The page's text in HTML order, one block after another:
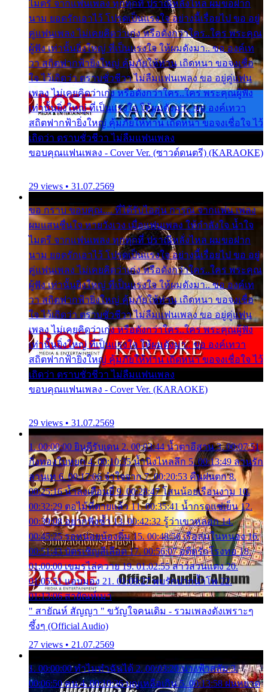
ไมตรี จากแฟนเพลง ทุกทุกที่ ปราณีหลั่งไหล ผมขอฝาก
นาม ยอดรักเอาไว้ โปรดเป็นแรงใจ อย่างนี้เรื่อยไป ขอ อยู่
คู่แฟนเพลง ไม่เคยคิดว่าเก่ง หรือดังกว่าใคร..ใคร พระคุณ
ผู้ฟัง เท่านั้นยิ่งใหญ่ ที่เป็นแรงใจ ให้ผมดังมา.. ขอ องค์เท
วา สถิตฟากฟ้ายิ่งใหญ่ คุ้มภัยให้ท่าน เถิดหนา ขอจงเชื่อ
ใจ ไว้เถิดว่า ตราบชั่วชีวา ไม่ลืมแฟนเพลง ขอ อยู่คู่แฟน
เพลง ไม่เคยคิดว่าเก่ง หรือดังกว่าใคร..ใคร พระคุณผู้ฟัง
เท่านั้นยิ่งใหญ่ ที่เป็นแรงใจ ให้ผมดังมา.. ขอ องค์เทวา
สถิตฟากฟ้ายิ่งใหญ่ คุ้มภัยให้ท่าน เถิดหนา ขอจงเชื่อใจ ไว้
เถิดว่า ตราบชั่วชีวา ไม่ลืมแฟนเพลง
ขอบคุณแฟนเพลง - Cover Ver. (ซาวด์ดนตรี) (KARAOKE)
29 views • 31.07.2569
ขอ กราบ ขอบคุณ.... ที่ได้รับไออุ่น การุณ จากแฟน เพลง
ผมแสนชื่นใจ หายวังเวง เมื่อแฟนเพลง ให้กำลังใจ น้ำใจ
ไมตรี จากแฟนเพลง ทุกทุกที่ ปราณีหลั่งไหล ผมขอฝาก
นาม ยอดรักเอาไว้ โปรดเป็นแรงใจ อย่างนี้เรื่อยไป ขอ อยู่
คู่แฟนเพลง ไม่เคยคิดว่าเก่ง หรือดังกว่าใคร..ใคร พระคุณ
ผู้ฟัง เท่านั้นยิ่งใหญ่ ที่เป็นแรงใจ ให้ผมดังมา.. ขอ องค์เท
วา สถิตฟากฟ้ายิ่งใหญ่ คุ้มภัยให้ท่าน เถิดหนา ขอจงเชื่อ
ใจ ไว้เถิดว่า ตราบชั่วชีวา ไม่ลืมแฟนเพลง ขอ อยู่คู่แฟน
เพลง ไม่เคยคิดว่าเก่ง หรือดังกว่าใคร..ใคร พระคุณผู้ฟัง
เท่านั้นยิ่งใหญ่ ที่เป็นแรงใจ ให้ผมดังมา.. ขอ องค์เทวา
สถิตฟากฟ้ายิ่งใหญ่ คุ้มภัยให้ท่าน เถิดหนา ขอจงเชื่อใจ ไว้
เถิดว่า ตราบชั่วชีวา ไม่ลืมแฟนเพลง
ขอบคุณแฟนเพลง - Cover Ver. (KARAOKE)
29 views • 31.07.2569
1. 00:00:00 ยินดีรับเดน 2. 00:03:44 น้ำตาอีสาน 3. 00:07:51
กิ่งทองใบหยก 4. 00:10:35 น้ำนิ่งไหลลึก 5. 00:13:49 ลานรัก
ลานเท 6. 00:17:06 จำใจจาก 7. 00:20:53 คืนฝนตก 8.
00:25:16 น้ำลงเดือนยี่ 9. 00:28:47 โสนน้อยเรือนงาม 10.
00:32:29 ตอไม้ที่ตายแล้ว 11. 00:35:41 น้ำกรดแช่เย็น 12.
00:39:08 อยากฟังซ้ำ 13. 00:42:32 รู้ว่าเขาหลอก 14.
00:45:25 รอหน่อยน้องติ๋ม 15. 00:48:56 เรือล่มในหนอง 16.
00:51:43 บัตรเชิญสีเลือด 17. 00:56:07 อดีตรักโรงทอ 18.
01:00:00 เขมรไล่ควาย 19. 01:02:55 สาวสวนแตง 20.
01:05:51 แอบมอง 21. 01:09:27 พบรักปากน้ำโพ 22.
01:13:06 สายัณห์เมา
" สายัณห์ สัญญา " ขวัญใจคนเดิม - รวมเพลงดังเพราะๆ
ซึ้งๆ (Official Audio)
27 views • 21.07.2569
1. 00:00:00 ทำไมทำฉันได้ 2. 00:03:20 นางฟ้าสลัม 3.
00:06:50 คน 4. 00:10:36 บุญเหลือเกิน 5. 00:13:58 ฝนหยาด